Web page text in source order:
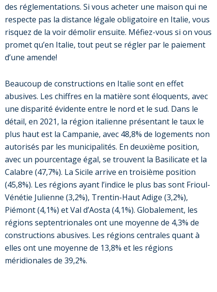
des réglementations. Si vous acheter une maison qui ne
respecte pas la distance légale obligatoire en Italie, vous
risquez de la voir démolir ensuite. Méfiez-vous si on vous
promet qu’en Italie, tout peut se régler par le paiement
d’une amende!
Beaucoup de constructions en Italie sont en effet
abusives. Les chiffres en la matière sont éloquents, avec
une disparité évidente entre le nord et le sud. Dans le
détail, en 2021, la région italienne présentant le taux le
plus haut est la Campanie, avec 48,8% de logements non
autorisés par les municipalités. En deuxième position,
avec un pourcentage égal, se trouvent la Basilicate et la
Calabre (47,7%). La Sicile arrive en troisième position
(45,8%). Les régions ayant l’indice le plus bas sont Frioul-
Vénétie Julienne (3,2%), Trentin-Haut Adige (3,2%),
Piémont (4,1%) et Val d’Aosta (4,1%). Globalement, les
régions septentrionales ont une moyenne de 4,3% de
constructions abusives. Les régions centrales quant à
elles ont une moyenne de 13,8% et les régions
méridionales de 39,2%.